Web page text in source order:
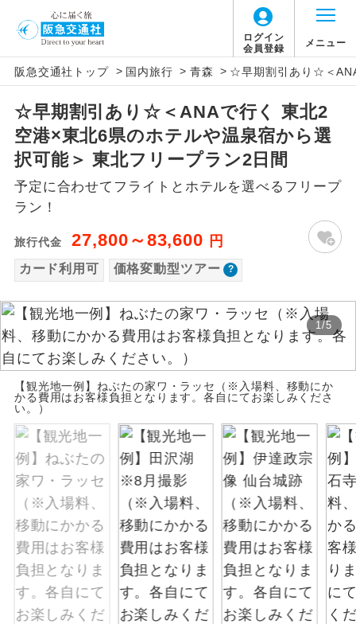
ログイン
会員登録
メニュー
阪急交通社トップ > 国内旅行 > 青森 > ☆早期割引あり☆＜
☆早期割引あり☆＜ANAで行く 東北2
空港×東北6県のホテルや温泉宿から選
択可能＞ 東北フリープラン2日間
予定に合わせてフライトとホテルを選べるフリープ
ラン！
旅行代金 27,800～83,600 円
カード利用可 価格変動型ツアー
1/5
【観光地一例】ねぶたの家ワ・ラッセ（※入場料、移動にか
かる費用はお客様負担となります。各自にてお楽しみくださ
い。）
アイコン 説明
添乗員同行
往路出発空港（駅）から復路到着空港
（駅）まで同行します。
現地添乗員同
行
現地到着空港（駅）から最終日出発空港
（駅）まで添乗員が同行します。
バスガイド乗
務
バスガイドが乗務し、車内での観光案内
があります。
世界遺産
ユネスコに登録されている文化遺産や自
絶景 絶景スポットに立ち寄るコースです。
温泉 温泉地にも宿泊するコースです。
露天風呂
ご宿泊ホテルに露天風呂が付いていま
す。
大浴場 ご宿泊ホテルに大浴場が付いています。
全食事付き
全てのお食事が付いていますので、お食
事の心配はいりません。（機内食を除
く）
「価格変動型ツアー」に関するご案内
価格変動型ツアーとは
航空会社が設定する「個人包括旅行運
賃」を利用したツアーです。
お申し込み時期・ご利用便の空席状況に
以下の注意事項をあらかじめご了承いただき
ますようお願いいたします。
お支払いについて
お支払いは、クレジットカード決済のみとな
ります。
お申し込みの最後にクレジットカード決済を
していただき、決済手続き完了をもちまし
て、ご旅行の契約が成立となります。
ご予約方法について
ウェブ限定コースとなりますので、コールセ
ンター及びカウンターでのお申し込みはでき
ません。